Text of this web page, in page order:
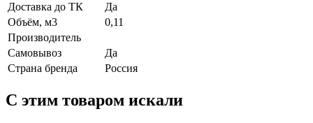
Доставка до ТК
Да
Объём, м3
0,11
Производитель
Самовывоз
Да
Страна бренда
Россия
C этим товаром искали